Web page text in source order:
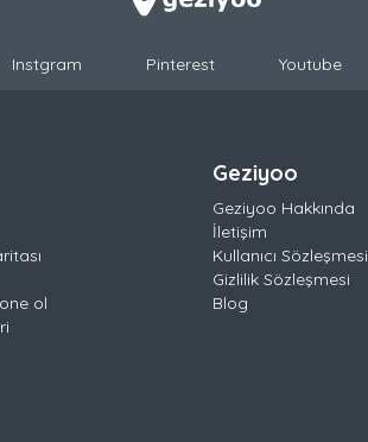
Instgram Pinterest Youtube
ol
Geziyoo
Geziyoo Hakkında
İletişim
Kullanıcı Sözleşmesi
Gizlilik Sözleşmesi
Blog